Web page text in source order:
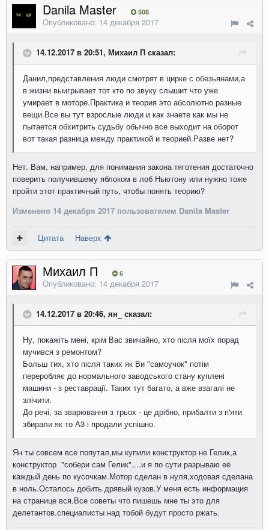
Danila Master 508
Опубликовано: 14 декабря 2017
14.12.2017 в 20:51, Михаил П сказал:
Данил,представления люди смотрят в цирке с обезьянами,а
в жизни выигрывает тот кто по звуку слышит что уже
умирает в моторе.Практика и теория это абсолютно разные
вещи.Все вы тут взрослые люди и как знаете как мы не
пытается обхитрить судьбу обычно все выходит на оборот
вот такая разница между практикой и теорией.Разве нет?
Нет. Вам, например, для понимания закона тяготения достаточно
поверить получившему яблоком в лоб Ньютону или нужно тоже
пройти этот практичный путь, чтобы понять теорию?
Изменено 14 декабря 2017 пользователем Danila Master
Цитата Наверх
Михаил П 6
Опубликовано: 14 декабря 2017
14.12.2017 в 20:46, ян_ сказал:
Ну, покажіть мені, крім Вас звичайно, хто після моїх порад
мучився з ремонтом?
Больш тих, хто після таких як Ви "самоучок" потім
переробляє до нормального заводського стану куплені
машини - з реставрації. Таких тут багато, а вже взагалі не
злічити.
До речі, за зварювання з трьох - це дрібно, прибалти з п'яти
збирали як то А3 і продали успішно.
Ян ты совсем все попутал,мы купили конструктор не Гелик,а
конструктор "собери сам Гелик"....и я по сути разрываю её
каждый день по кусочкам.Мотор сделан в нуля,ходовая сделана
в ноль.Осталось добить дрявый кузов.У меня есть информация
на странице вся.Все советы что пишешь мне ты это для
делетантов.специалисты над тобой будут просто ржать.